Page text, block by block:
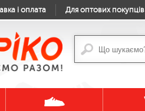
і оплата Для оптових покупців